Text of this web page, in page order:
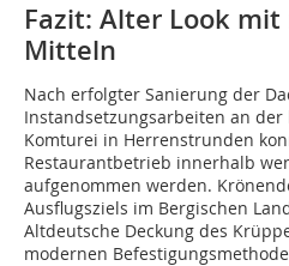
Fazit: Alter Look
Mitteln
Nach erfolgter Sanierung der
Instandsetzungsarbeiten an
Komturei in Herrenstrunden
Restaurantbetrieb innerhalb
aufgenommen werden.
Ausflugsziels im Bergischen
Altdeutsche Deckung des
modernen